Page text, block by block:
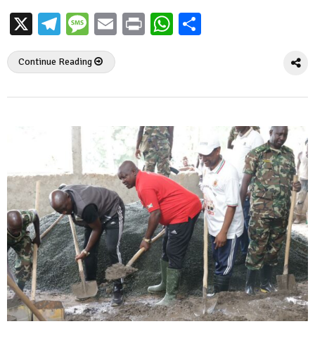
X Telegram
Message
EmailPrintWhatsApp
Continue Reading